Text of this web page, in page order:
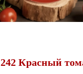
242 Красный